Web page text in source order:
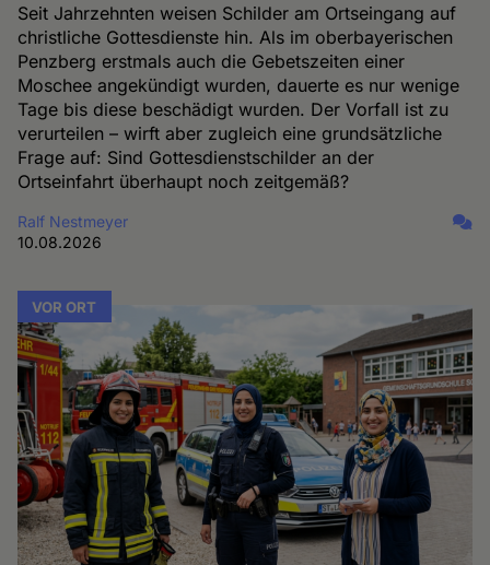
Seit Jahrzehnten weisen Schilder am Ortseingang auf
christliche Gottesdienste hin. Als im oberbayerischen
Penzberg erstmals auch die Gebetszeiten einer
Moschee angekündigt wurden, dauerte es nur wenige
Tage bis diese beschädigt wurden. Der Vorfall ist zu
verurteilen – wirft aber zugleich eine grundsätzliche
Frage auf: Sind Gottesdienstschilder an der
Ortseinfahrt überhaupt noch zeitgemäß?
Ralf Nestmeyer
10.08.2026
VOR ORT